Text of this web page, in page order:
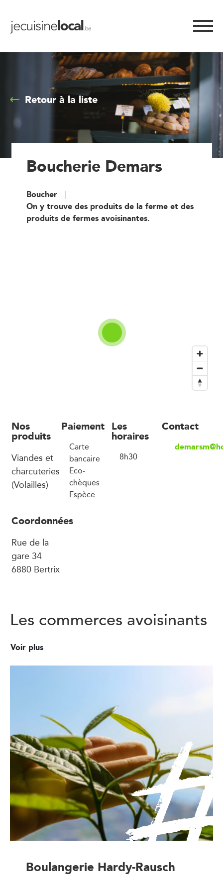
Retour à la liste
Boucherie Demars
Boucher
On y trouve des produits de la ferme et des
produits de fermes avoisinantes.
Nos
produits
Viandes et
charcuteries
(Volailles)
Paiement
Carte
bancaire
Eco-
chèques
Espèce
Les
horaires
8h30
Contact
Coordonnées
Rue de la
gare 34
6880 Bertrix
Les commerces avoisinants
Voir plus
Boulangerie Hardy-Rausch